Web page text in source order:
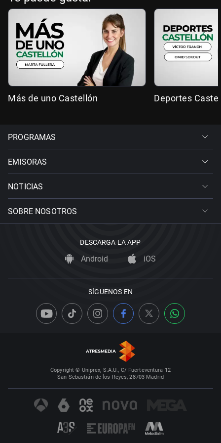
Más de uno Castellón Deportes
PROGRAMAS
EMISORAS
NOTICIAS
SOBRE NOSOTROS
DESCARGA LA APP
Android iOS
SÍGUENOS EN
Copyright © Uniprex, S.A.U., C/ Fuerteventura 12
San Sebastián de los Reyes, 28703 Madrid